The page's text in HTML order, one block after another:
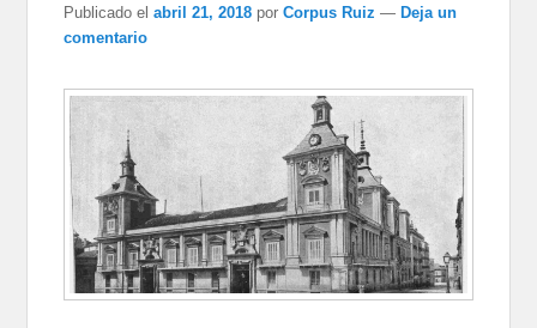
Publicado el abril 21, 2018 porCorpus Ruiz — Deja un
comentario